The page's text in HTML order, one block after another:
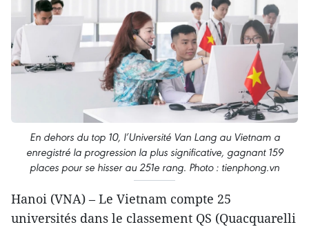
En dehors du top 10, l’Université Van Lang au Vietnam a
enregistré la progression la plus significative, gagnant 159
places pour se hisser au 251e rang. Photo : tienphong.vn
Hanoi (VNA) – Le Vietnam compte 25
universités dans le classement QS (Quacquarelli